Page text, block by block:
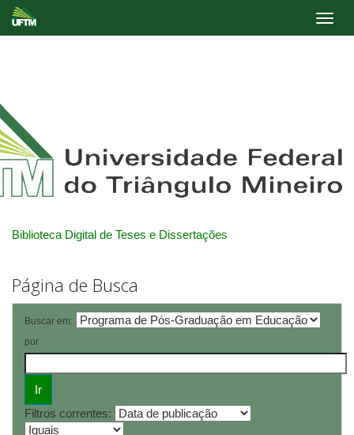
Biblioteca Digital de Teses e Dissertações
Página de Busca
Buscar em:
por
Filtros correntes: